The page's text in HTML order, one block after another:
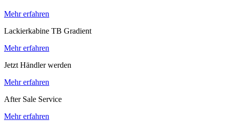
Mehr erfahren
Lackierkabine TB Gradient
Mehr erfahren
Jetzt Händler werden
Mehr erfahren
After Sale Service
Mehr erfahren